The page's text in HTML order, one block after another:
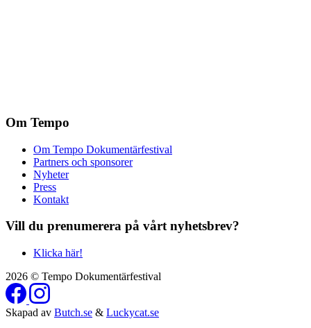
Om Tempo
Om Tempo Dokumentärfestival
Partners och sponsorer
Nyheter
Press
Kontakt
Vill du prenumerera på vårt nyhetsbrev?
Klicka här!
2026 © Tempo Dokumentärfestival
Skapad av Butch.se & Luckycat.se